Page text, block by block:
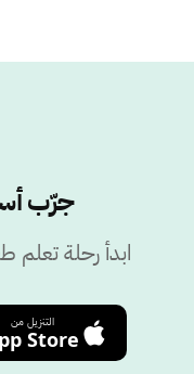
جرّب
ابدأ رحلة تعلم
التنزيل من
Store